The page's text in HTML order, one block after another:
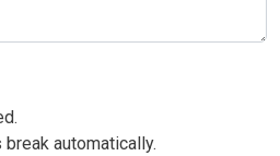
break automatically.